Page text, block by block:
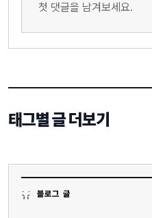
블로그 글
첫 댓글을 남겨보세요.
태그별 글 더보기